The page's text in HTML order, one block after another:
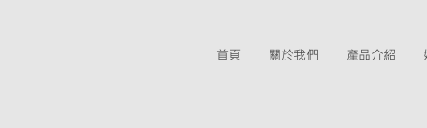
首頁 關於我們 產品介紹